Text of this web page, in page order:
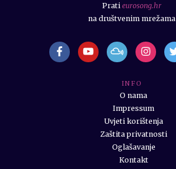
I N F O
O nama
Impressum
Uvjeti korištenja
Zaštita privatnosti
Oglašavanje
Kontakt
Prati eurosong.hr
na društvenim mrežama